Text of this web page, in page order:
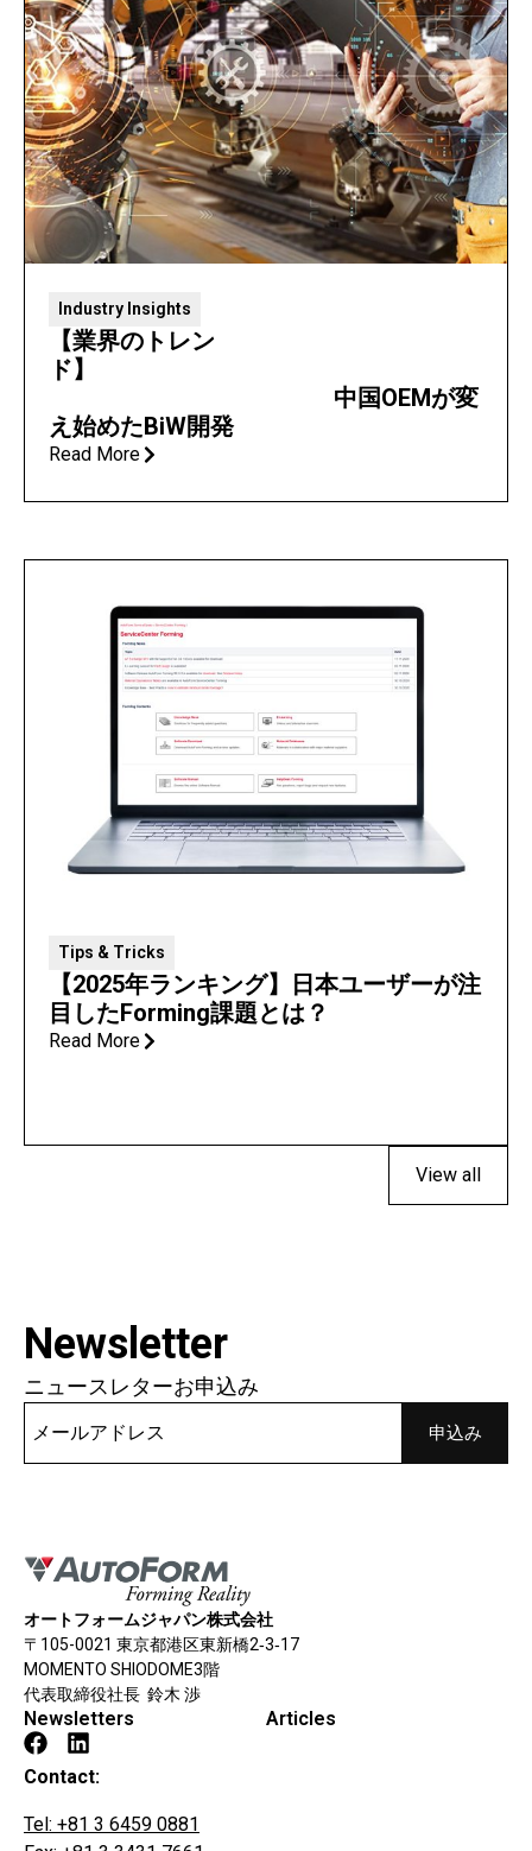
Industry Insights
【業界のトレン
ド】
中国OEMが変
え始めたBiW開発
Read More
Tips & Tricks
【2025年ランキング】日本ユーザーが注
目したForming課題とは？
Read More
View all
Newsletter
ニュースレターお申込み
オートフォームジャパン株式会社
〒105-0021 東京都港区東新橋2‐3‐17
MOMENTO SHIODOME3階
代表取締役社長 鈴木 渉
Newsletters Articles
Contact:
Tel: +81 3 6459 0881